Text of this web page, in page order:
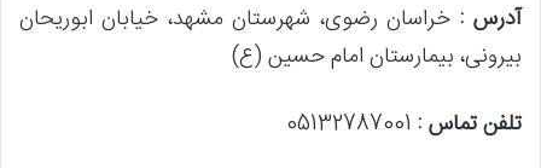
آدرس : خراسان رضوی، شهرستان مشهد، خیابان ابوریحان‌
بیرونی، بیمارستان امام حسین (ع)
تلفن تماس :